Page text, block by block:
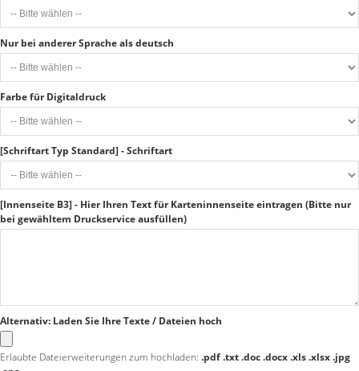
Nur bei anderer Sprache als deutsch
Farbe für Digitaldruck
[Schriftart Typ Standard] - Schriftart
[Innenseite B3] - Hier Ihren Text für Karteninnenseite eintragen (Bitte nur
bei gewähltem Druckservice ausfüllen)
Alternativ: Laden Sie Ihre Texte / Dateien hoch
Erlaubte Dateierweiterungen zum hochladen: .pdf .txt .doc .docx .xls .xlsx .jpg